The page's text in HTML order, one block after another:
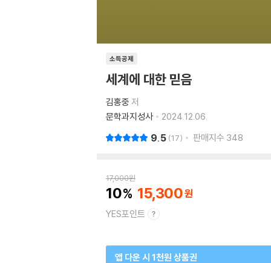
소득공제
세계에 대한 믿음
김홍중 저
문학과지성사
2024.12.06.
9.5 17 판매지수 348
17,000원
10 15,300
YES포인트
앱 다운 시 1천원 상품권